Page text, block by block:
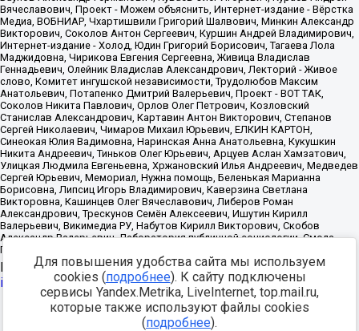
Источник:https://minjust.gov.ru/uploaded/files/reestr-
inostrannyih-agentov-22-03-2024.pdfданные на22.03.2024
Разработка -
Для повышения удобства сайта мы используем
cookies (подробнее). К сайту подключены
сервисы Yandex.Metrika, LiveInternet, top.mail.ru,
которые также используют файлы cookies
(подробнее).